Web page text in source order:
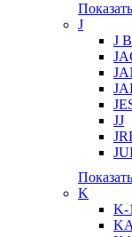
J
J
JJ
K
K-